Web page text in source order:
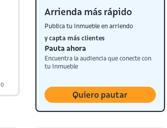
Arrienda más rápido
Publica tu inmueble en arriendo
y capta más clientes
Pauta ahora
Encuentra la audiencia que conecte con
tu inmueble
Quiero pautar